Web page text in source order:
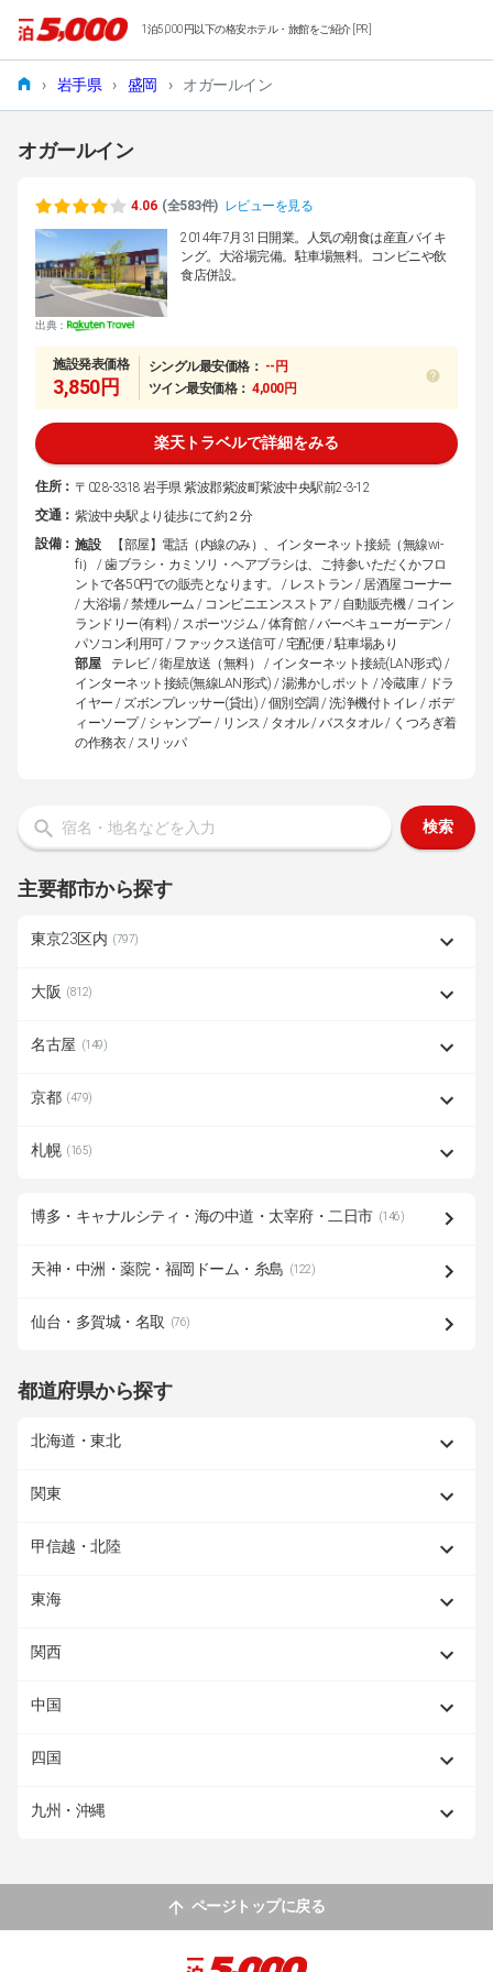
1泊5,000円以下の格安ホテル・旅館をご紹介 [PR]
› 岩手県 › 盛岡 › オガールイン
オガールイン
4.06 (全583件) レビューを見る
出典：
2014年7月31日開業。人気の朝食は産直バイキ
ング。大浴場完備。駐車場無料。コンビニや飲
食店併設。
施設発表価格
3,850円
シングル最安価格： --円
ツイン最安価格：4,000円
楽天トラベルで詳細をみる
住所： 〒028-3318 岩手県 紫波郡紫波町紫波中央駅前2-3-12
交通： 紫波中央駅より徒歩にて約２分
設備： 施設
【部屋】電話（内線のみ）、インターネット接続（無線wi-
fi） / 歯ブラシ・カミソリ・ヘアブラシは、ご持参いただくかフロ
ントで各50円での販売となります。 / レストラン / 居酒屋コーナー
/ 大浴場 / 禁煙ルーム / コンビニエンスストア / 自動販売機 / コイン
ランドリー(有料) / スポーツジム / 体育館 / バーベキューガーデン /
パソコン利用可 / ファックス送信可 / 宅配便 / 駐車場あり
部屋
テレビ / 衛星放送（無料） / インターネット接続(LAN形式) /
インターネット接続(無線LAN形式) / 湯沸かしポット / 冷蔵庫 / ドラ
イヤー / ズボンプレッサー(貸出) / 個別空調 / 洗浄機付トイレ / ボデ
ィーソープ / シャンプー / リンス / タオル / バスタオル / くつろぎ着
の作務衣 / スリッパ
検索
主要都市から探す
東京23区内 (797)
大阪 (812)
名古屋 (149)
京都 (479)
札幌 (165)
博多・キャナルシティ・海の中道・太宰府・二日市 (146)
天神・中洲・薬院・福岡ドーム・糸島 (122)
仙台・多賀城・名取 (76)
都道府県から探す
北海道・東北
関東
甲信越・北陸
東海
関西
中国
四国
九州・沖縄
ページトップに戻る